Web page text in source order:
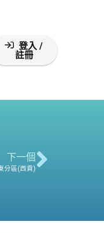
登入 /
註冊
下一個
分區(西貢)